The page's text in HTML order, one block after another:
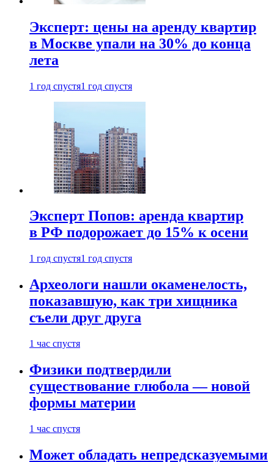
Эксперт: цены на аренду квартир
в Москве упали на 30% до конца
лета
1 год спустя1 год спустя
Эксперт Попов: аренда квартир
в РФ подорожает до 15% к осени
1 год спустя1 год спустя
Археологи нашли окаменелость,
показавшую, как три хищника
съели друг друга
1 час спустя
Физики подтвердили
существование глюбола — новой
формы материи
1 час спустя
Может обладать непредсказуемыми